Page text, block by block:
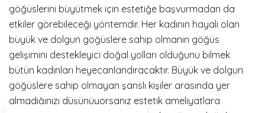
göğüslerini büyütmek için estetiğe başvurmadan da
etkiler görebileceği yöntemdir. Her kadının hayali olan
büyük ve dolgun göğüslere sahip olmanın göğüs
gelişimini destekleyici doğal yolları olduğunu bilmek
bütün kadınları heyecanlandıracaktır. Büyük ve dolgun
göğüslere sahip olmayan şanslı kişiler arasında yer
almadığınızı düşünüyorsanız estetik ameliyatlara